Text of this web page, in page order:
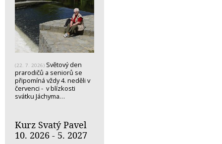
(22. 7. 2026) Světový den
prarodičů a seniorů se
připomíná vždy 4. neděli v
červenci - v blízkosti
svátku Jáchyma…
Kurz Svatý Pavel
10. 2026 - 5. 2027